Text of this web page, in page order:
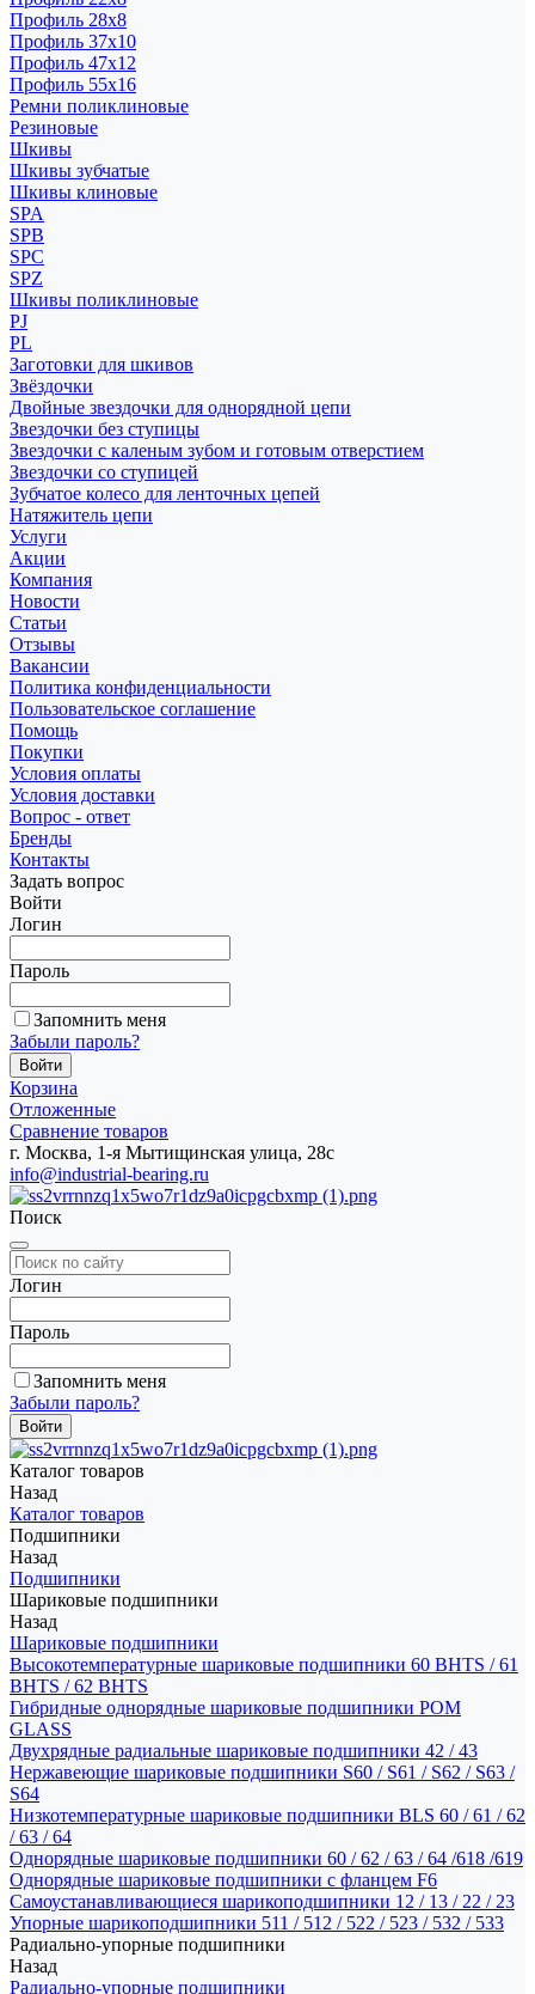
Профиль 28x8
Профиль 37x10
Профиль 47x12
Профиль 55x16
Ремни поликлиновые
Резиновые
Шкивы
Шкивы зубчатые
Шкивы клиновые
SPA
SPB
SPC
SPZ
Шкивы поликлиновые
PJ
PL
Заготовки для шкивов
Звёздочки
Двойные звездочки для однорядной цепи
Звездочки без ступицы
Звездочки с каленым зубом и готовым отверстием
Звездочки со ступицей
Зубчатое колесо для ленточных цепей
Натяжитель цепи
Услуги
Акции
Компания
Новости
Статьи
Отзывы
Вакансии
Политика конфиденциальности
Пользовательское соглашение
Помощь
Покупки
Условия оплаты
Условия доставки
Вопрос - ответ
Бренды
Контакты
Задать вопрос
Войти
Логин
Пароль
Запомнить меня
Забыли пароль?
Корзина
Отложенные
Сравнение товаров
г. Москва, 1-я Мытищинская улица, 28с
info@industrial-bearing.ru
Поиск
Логин
Пароль
Запомнить меня
Забыли пароль?
Каталог товаров
Назад
Каталог товаров
Подшипники
Назад
Подшипники
Шариковые подшипники
Назад
Шариковые подшипники
Высокотемпературные шариковые подшипники 60 BHTS / 61
BHTS / 62 BHTS
Гибридные однорядные шариковые подшипники POM
GLASS
Двухрядные радиальные шариковые подшипники 42 / 43
Нержавеющие шариковые подшипники S60 / S61 / S62 / S63 /
S64
Низкотемпературные шариковые подшипники BLS 60 / 61 / 62
/ 63 / 64
Однорядные шариковые подшипники 60 / 62 / 63 / 64 /618 /619
Однорядные шариковые подшипники с фланцем F6
Самоустанавливающиеся шарикоподшипники 12 / 13 / 22 / 23
Упорные шарикоподшипники 511 / 512 / 522 / 523 / 532 / 533
Радиально-упорные подшипники
Назад
Радиально-упорные подшипники